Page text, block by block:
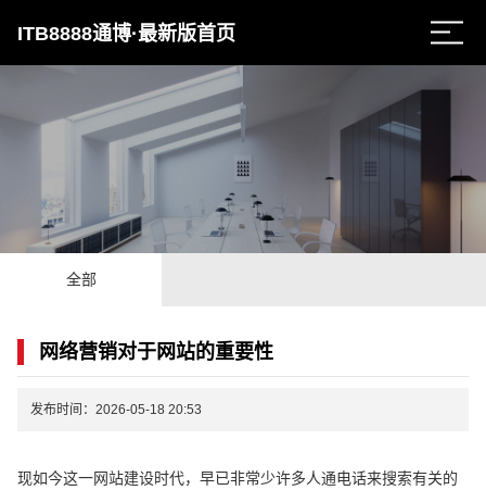
ITB8888通博·最新版首页
全部
网络营销对于网站的重要性
发布时间：2026-05-18 20:53
现如今这一网站建设时代，早已非常少许多人通电话来搜索有关的